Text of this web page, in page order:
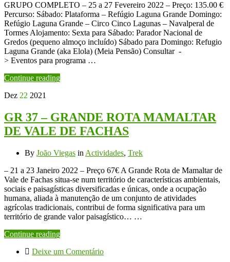
GRUPO COMPLETO – 25 a 27 Fevereiro 2022 – Preço: 135.00 €
Percurso: Sábado: Plataforma – Refúgio Laguna Grande Domingo:
Refúgio Laguna Grande – Circo Cinco Lagunas – Navalperal de
Tormes Alojamento: Sexta para Sábado: Parador Nacional de
Gredos (pequeno almoço incluído) Sábado para Domingo: Refugio
Laguna Grande (aka Elola) (Meia Pensão) Consultar -
> Eventos para programa …
Continue reading
Dez 22 2021
GR 37 – GRANDE ROTA MAMALTAR
DE VALE DE FACHAS
By João Viegas in Actividades, Trek
– 21 a 23 Janeiro 2022 – Preço 67€ A Grande Rota de Mamaltar de
Vale de Fachas situa-se num território de características ambientais,
sociais e paisagísticas diversificadas e únicas, onde a ocupação
humana, aliada à manutenção de um conjunto de atividades
agrícolas tradicionais, contribui de forma significativa para um
território de grande valor paisagístico… …
Continue reading
Deixe um Comentário